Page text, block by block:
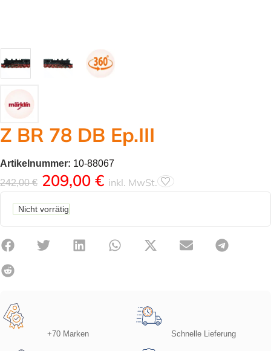
Z BR 78 DB Ep.III
Artikelnummer: 10-88067
242,00€ 209,00 € inkl. MwSt.
Nicht vorrätig
+70 Marken Schnelle Lieferung